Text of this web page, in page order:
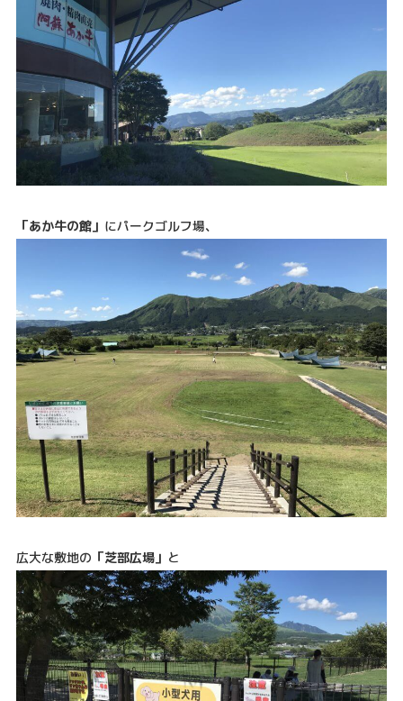
「あか牛の館」 にパークゴルフ場、
広大な敷地の 「芝部広場」 と